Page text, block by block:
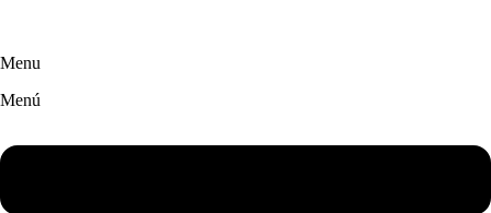
Menu
Menú